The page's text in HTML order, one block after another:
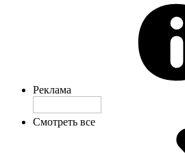
Реклама
Смотреть все